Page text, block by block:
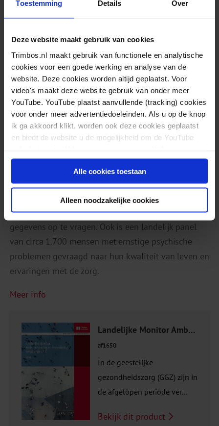
Toestemming Details Over
Deze website maakt gebruik van cookies
Trimbos.nl maakt gebruik van functionele en analytische
cookies voor een goede werking en analyse van de
website. Deze cookies worden altijd geplaatst. Voor
video's maakt deze website gebruik van onder meer
YouTube. YouTube plaatst aanvullende (tracking) cookies
voor onder meer advertentiedoeleinden. Als u op de knop
ik ga akkoord klikt, worden ook deze cookies geplaatst
en biedt de website u de mogelijkheid om de YouTube
intrekken.
Alle cookies toestaan
Alleen noodzakelijke cookies
Ambulantisering
Achtergrond
Aanleiding voor deze monitor is de afspraak tussen
landelijke overheid, zorgaanbieders,
zorgverzekeraars en cliëntenorganisaties om de
ambulante zorg in de GGZ te verbeteren en klinische
capaciteit af te bouwen. Doel van deze
ambulantisering is meer sociale inclusie en een
psychische problemen.
Het Trimbos-instituut monitort jaarlijks
ontwikkelingen en verschuivingen in de zorg door
bij geïntegreerde GGZ-aanbieders en RIBW’s
gegevens op te vragen. Ook is een landelijk panel
van circa 1.700 mensen met ernstige psychische
problemen gevraagd naar hun kwaliteit van leven en
ervaringen met de zorg.
Meer info
Landelijke Monitor Ambulantisering en Hervorming Langdurige GGZ
af1650
In de geestelijke
gezondheidszorg (GGZ) zijn in
de afgelopen periode ver...
Bekijk dit product